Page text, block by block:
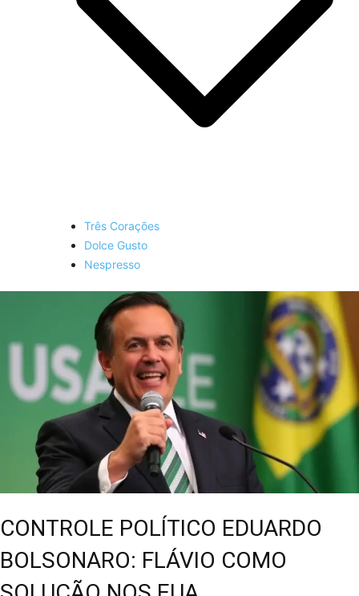
Três Corações
Dolce Gusto
Nespresso
CONTROLE POLÍTICO EDUARDO
BOLSONARO: FLÁVIO COMO